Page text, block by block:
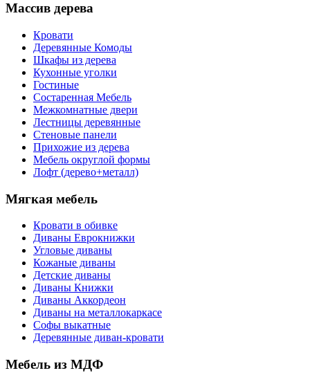
Массив дерева
Кровати
Деревянные Комоды
Шкафы из дерева
Кухонные уголки
Гостиные
Состаренная Мебель
Межкомнатные двери
Лестницы деревянные
Стеновые панели
Прихожие из дерева
Мебель округлой формы
Лофт (дерево+металл)
Мягкая мебель
Кровати в обивке
Диваны Еврокнижки
Угловые диваны
Кожаные диваны
Детские диваны
Диваны Книжки
Диваны Аккордеон
Диваны на металлокаркасе
Софы выкатные
Деревянные диван-кровати
Мебель из МДФ